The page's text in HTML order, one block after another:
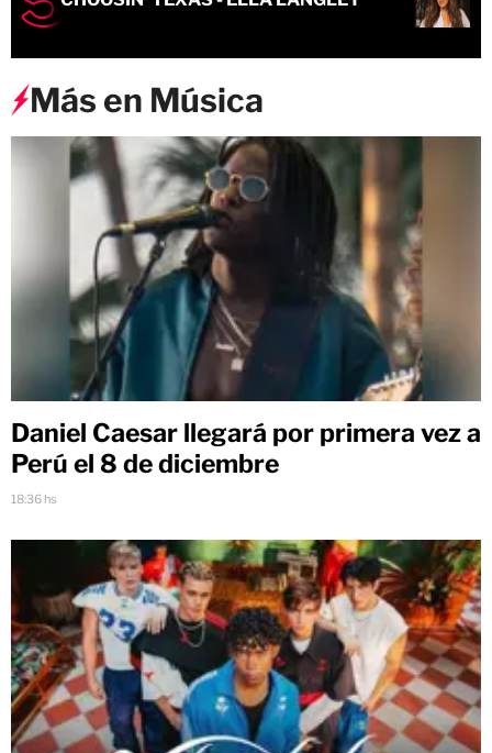
Más en Música
Daniel Caesar llegará por primera vez a
Perú el 8 de diciembre
18:36 hs